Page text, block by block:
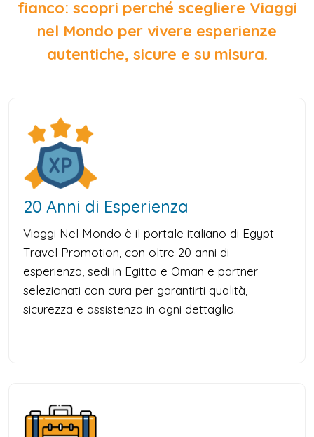
fianco: scopri perché scegliere Viaggi
nel Mondo per vivere esperienze
autentiche, sicure e su misura.
20 Anni di Esperienza
Viaggi Nel Mondo è il portale italiano di Egypt
Travel Promotion, con oltre 20 anni di
esperienza, sedi in Egitto e Oman e partner
selezionati con cura per garantirti qualità,
sicurezza e assistenza in ogni dettaglio.